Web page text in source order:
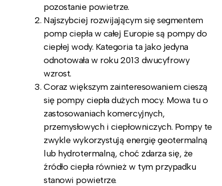
pozostanie powietrze.
Najszybciej rozwijającym się segmentem
pomp ciepła w całej Europie są pompy do
ciepłej wody. Kategoria ta jako jedyna
odnotowała w roku 2013 dwucyfrowy
wzrost.
Coraz większym zainteresowaniem cieszą
się pompy ciepła dużych mocy. Mowa tu o
zastosowaniach komercyjnych,
przemysłowych i ciepłowniczych. Pompy te
zwykle wykorzystują energię geotermalną
lub hydrotermalną, choć zdarza się, że
źródło ciepła również w tym przypadku
stanowi powietrze.